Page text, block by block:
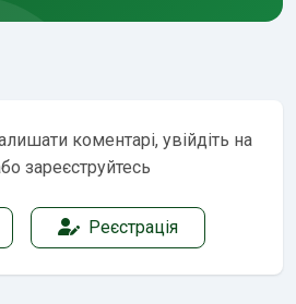
коментарі, увійдіть на
зареєструйтесь
Реєстрація